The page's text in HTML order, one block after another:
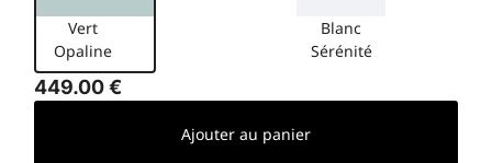
Vert
Opaline
Blanc
Sérénité
449.00€
Ajouter au panier